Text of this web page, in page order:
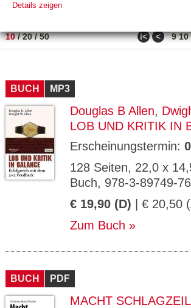
PREIS
10/20/50 ǀ< < 9 10
BUCH MP3
Douglas B Allen,
LOB UND KRITIK IN
Erscheinungstermin:
128 Seiten, 22,0 x
Buch, 978-3-89749-
€ 19,90 (D) | € 20,50
Zum Buch
BUCH PDF
MACHT
Details zeigen
Name Zweck
ESSION
_ID
verlag.
de
GV_CO
OKIES
gabal-
Speichert den
Benutzers für Cookies auf der
Domäne.